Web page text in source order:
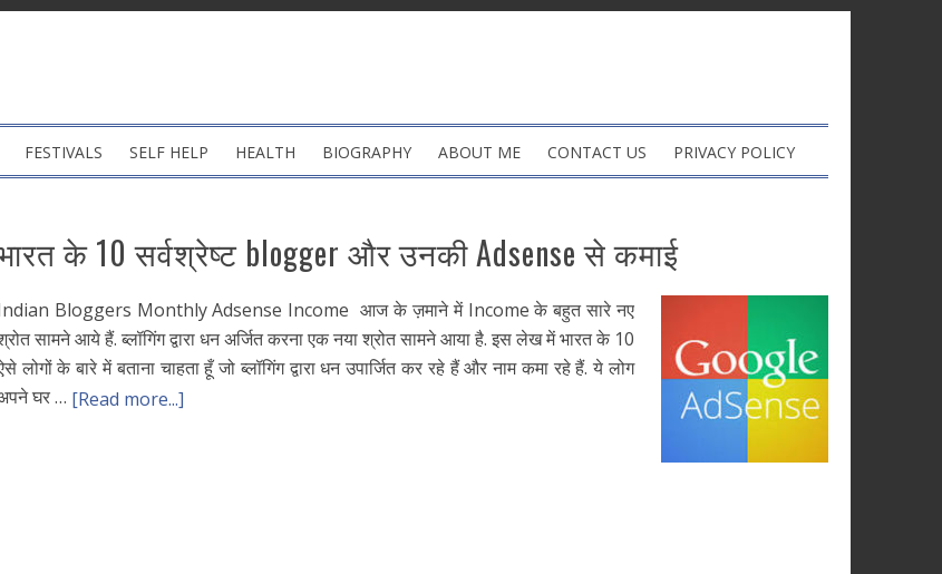
FESTIVALS SELF HELP HEALTH BIOGRAPHY ABOUT ME CONTACT US PRIVACY POLICY
के 10 सर्वश्रेष्ट blogger और उनकी Adsense से कमाई
Bloggers Monthly Adsense Income आज के ज़माने में Income के बहुत सारे नए
सामने आये हैं. ब्लॉगिंग द्वारा धन अर्जित करना एक नया श्रोत सामने आया है. इस लेख में भारत के 10
लोगों के बारे में बताना चाहता हूँ जो ब्लॉगिंग द्वारा धन उपार्जित कर रहे हैं और नाम कमा रहे हैं. ये लोग
घर … [Read more...]